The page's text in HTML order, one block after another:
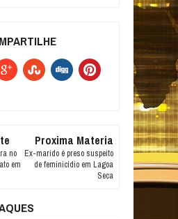
no
em
Proxima Materia
Ex-marido é preso suspeito
de feminicídio em Lagoa
Seca